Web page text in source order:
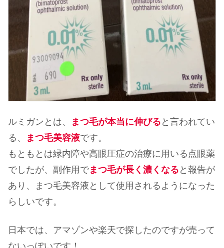
ルミガンとは、 まつ毛が本当に伸びる と言われてい
る、
まつ毛美容液です。
もともとは緑内障や高眼圧症の治療に用いる点眼薬
でしたが、副作用でまつ毛が長く濃くなる と報告が
あり、まつ毛美容液として使用されるようになった
らしいです。
日本では、アマゾンや楽天で探したのですが売って